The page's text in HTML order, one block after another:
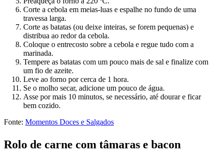
Corte a cebola em meias-luas e espalhe no fundo de uma
travessa larga.
Corte as batatas (ou deixe inteiras, se forem pequenas) e
distribua ao redor da cebola.
Coloque o entrecosto sobre a cebola e regue tudo com a
marinada.
Tempere as batatas com um pouco mais de sal e finalize com
um fio de azeite.
Leve ao forno por cerca de 1 hora.
Se o molho secar, adicione um pouco de água.
Asse por mais 10 minutos, se necessário, até dourar e ficar
bem cozido.
Fonte: Momentos Doces e Salgados
Rolo de carne com tâmaras e bacon